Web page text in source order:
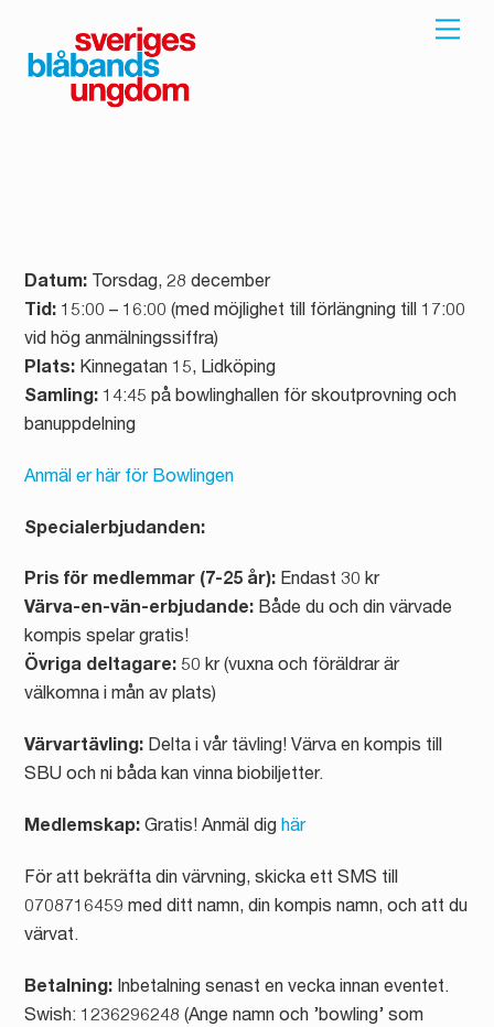
content
Datum: Torsdag, 28 december
Tid: 15:00 – 16:00 (med möjlighet till förlängning till 17:00
vid hög anmälningssiffra)
Plats: Kinnegatan 15, Lidköping
Samling: 14:45 på bowlinghallen för skoutprovning och
banuppdelning
Anmäl er här för Bowlingen
Specialerbjudanden:
Pris för medlemmar (7-25 år): Endast 30 kr
Värva-en-vän-erbjudande: Både du och din värvade
kompis spelar gratis!
Övriga deltagare: 50 kr (vuxna och föräldrar är
välkomna i mån av plats)
Värvartävling: Delta i vår tävling! Värva en kompis till
SBU och ni båda kan vinna biobiljetter.
Medlemskap: Gratis! Anmäl dighär
För att bekräfta din värvning, skicka ett SMS till
0708716459 med ditt namn, din kompis namn, och att du
värvat.
Betalning: Inbetalning senast en vecka innan eventet.
Swish: 1236296248 (Ange namn och ’bowling’ som